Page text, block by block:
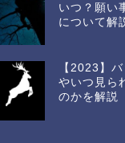
いつ？願い
について解
【2023】
やいつ見ら
のかを解説